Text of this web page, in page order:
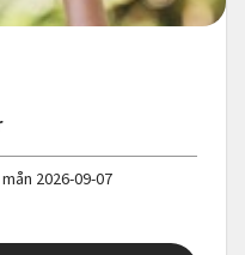
mån 2026-09-07